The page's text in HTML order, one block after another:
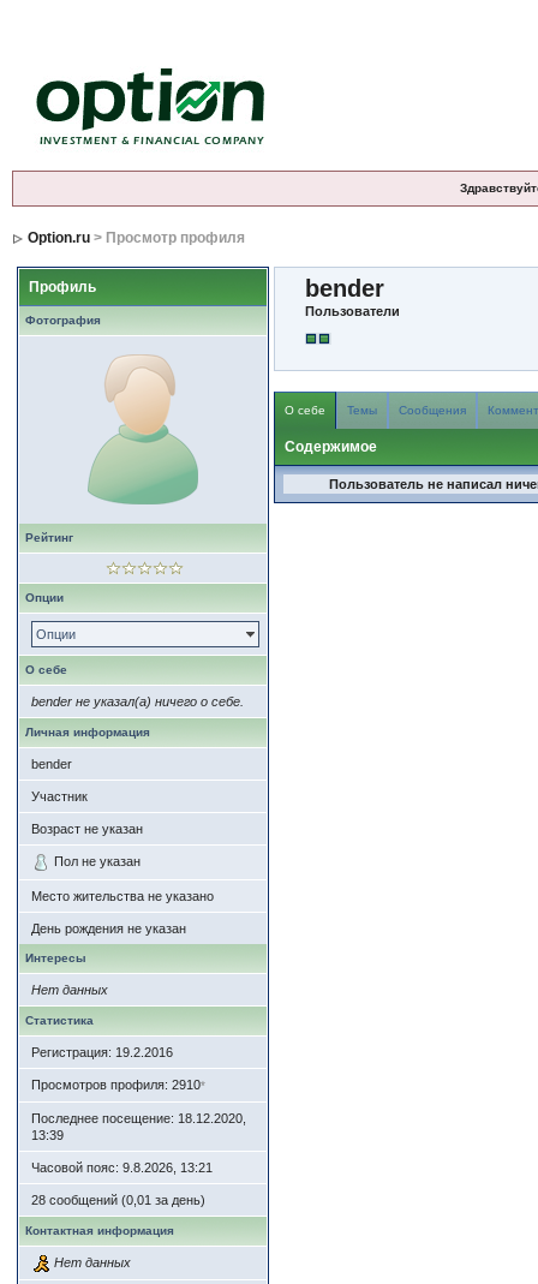
Option.ru> Просмотр профиля
Профиль
Фотография
Рейтинг
Опции
Опции
О себе
bender не указал(а) ничего о себе.
Личная информация
bender
Участник
Возраст не указан
Пол не указан
Место жительства не указано
День рождения не указан
Интересы
Нет данных
Статистика
Регистрация: 19.2.2016
Просмотров профиля: 2910*
Последнее посещение: 18.12.2020,
13:39
Часовой пояс: 9.8.2026, 13:21
28 сообщений (0,01 за день)
Контактная информация
Нет данных
bender
Пользователи
О себе Темы Сообщения
Содержимое
Пользователь не написал